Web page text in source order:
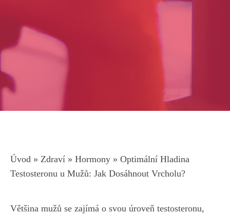
Úvod » Zdraví » Hormony » Optimální Hladina
Testosteronu u Mužů: Jak Dosáhnout Vrcholu?
Většina mužů se zajímá o svou úroveň ⁢testosteronu,⁣